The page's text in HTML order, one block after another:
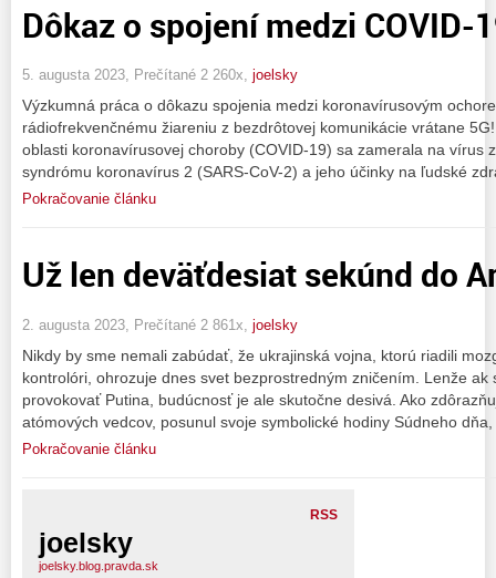
Dôkaz o spojení medzi COVID-
5. augusta 2023, Prečítané 2 260x, joelsky
Výzkumná práca o dôkazu spojenia medzi koronavírusovým
rádiofrekvenčnému žiareniu z bezdrôtovej komunikácie vrátane
oblasti koronavírusovej choroby (COVID-19) sa zamerala na vírus
syndrómu koronavírus 2 (SARS-CoV-2) a jeho účinky na ľudské
Pokračovanie článku
Už len deväťdesiat sekúnd do
2. augusta 2023, Prečítané 2 861x, joelsky
Nikdy by sme nemali zabúdať, že ukrajinská vojna, ktorú riadili
kontrolóri, ohrozuje dnes svet bezprostredným zničením. Lenže
provokovať Putina, budúcnosť je ale skutočne desivá. Ako
atómových vedcov, posunul svoje symbolické hodiny Súdneho
Pokračovanie článku
RSS
joelsky
joelsky.blog.pravda.sk